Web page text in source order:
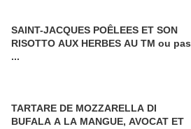
SAINT-JACQUES POÊLEES ET SON
RISOTTO AUX HERBES AU TM ou pas
...
TARTARE DE MOZZARELLA DI
BUFALA A LA MANGUE, AVOCAT ET